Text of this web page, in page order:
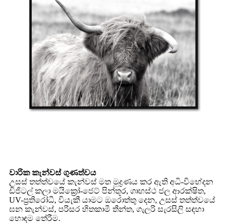
වාරික කැන්වස් ගුණත්වය
උසස් තත්ත්වයේ කැන්වස් මත මුද්‍රණය කර ඇති අධි-විභේදන
ඩිජිටල් කලා මයික්‍රෝ-ජෙට් පින්තූර, ගෘහස්ථ ජල ආරක්ෂිත,
UV-ප්‍රතිරෝධී, වියැකී යාමට ඔරොත්තු දෙන, උසස් තත්ත්වයේ
ඝන කැන්වස්, පරිසර හිතකාමී තීන්ත, ගැලරි සැරසිලි සඳහා
හොඳම තේරීම.